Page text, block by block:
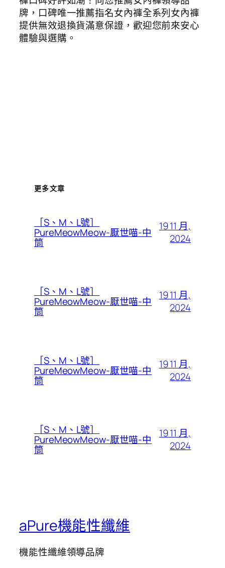
牌，口碑唯一推薦指名女內褲全系列女內褲
提供無效退換貨滿意保證，歡迎您前來安心
體驗與選購。
更多文章
［S、M、L號］
PureMeowMeow-厭世喵-中
筒
19 11 月,
2024
［S、M、L號］
PureMeowMeow-厭世喵-中
筒
19 11 月,
2024
［S、M、L號］
PureMeowMeow-厭世喵-中
筒
19 11 月,
2024
［S、M、L號］
PureMeowMeow-厭世喵-中
筒
19 11 月,
2024
aPure機能性纖維
機能性纖維領導品牌